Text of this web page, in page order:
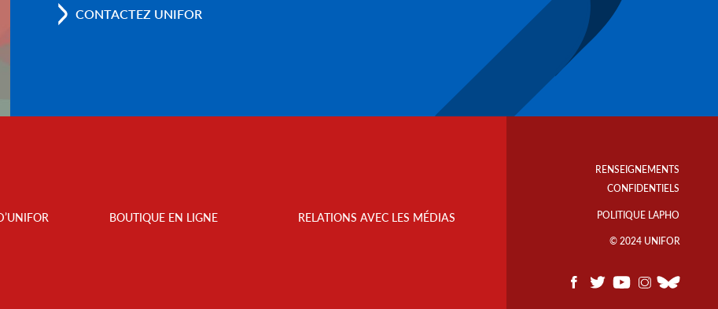
CONTACTEZ UNIFOR
BOUTIQUE EN LIGNE RELATIONS AVEC LES MÉDIAS
RENSEIGNEMENTS
CONFIDENTIELS
POLITIQUE LAPHO
© 2024 UNIFOR